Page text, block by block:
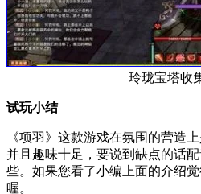
玲珑宝塔收
试玩小结
《项羽》这款游戏在氛围的营造
并且趣味十足，要说到缺点的话
些。如果您看了小编上面的介绍
喔。